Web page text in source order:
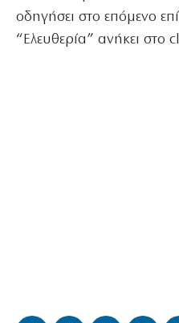
οδηγήσει στο επόμενο
“Ελευθερία” ανήκει στο